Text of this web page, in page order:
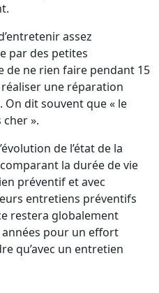
assez
par des petites
de ne rien faire pendant 15
une réparation
dit souvent que « le
».
de l’état de la
la durée de vie
préventif et avec
entretiens préventifs
restera globalement
pour un effort
qu’avec un entretien